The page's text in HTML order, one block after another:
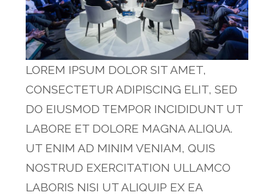
LOREM IPSUM DOLOR SIT AMET,
CONSECTETUR ADIPISCING ELIT, SED
DO EIUSMOD TEMPOR INCIDIDUNT UT
LABORE ET DOLORE MAGNA ALIQUA.
UT ENIM AD MINIM VENIAM, QUIS
NOSTRUD EXERCITATION ULLAMCO
LABORIS NISI UT ALIQUIP EX EA